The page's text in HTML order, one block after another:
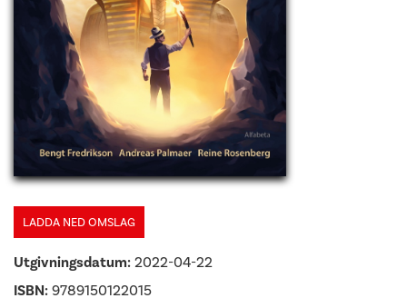
LADDA NED OMSLAG
Utgivningsdatum: 2022-04-22
ISBN: 9789150122015